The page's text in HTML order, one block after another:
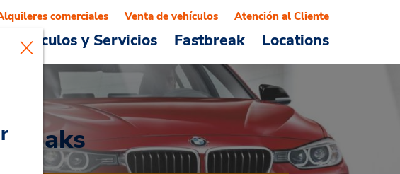
Vehículos y Servicios Fastbreak Locations
comerciales Venta de vehículos Atención al Cliente
Oaks